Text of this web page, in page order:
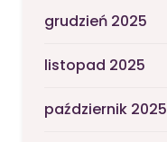
grudzień 2025
listopad 2025
październik 2025